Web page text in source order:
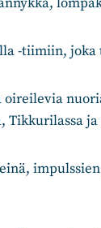
-tiimiin,
Tikkurilassa